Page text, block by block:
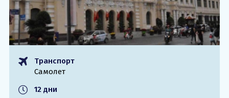
ТРАНСФЕРИ
ОЩЕ
За нас - Ivi Travel
Банкова сметка
Политика за
Транспорт
Самолет
12 дни